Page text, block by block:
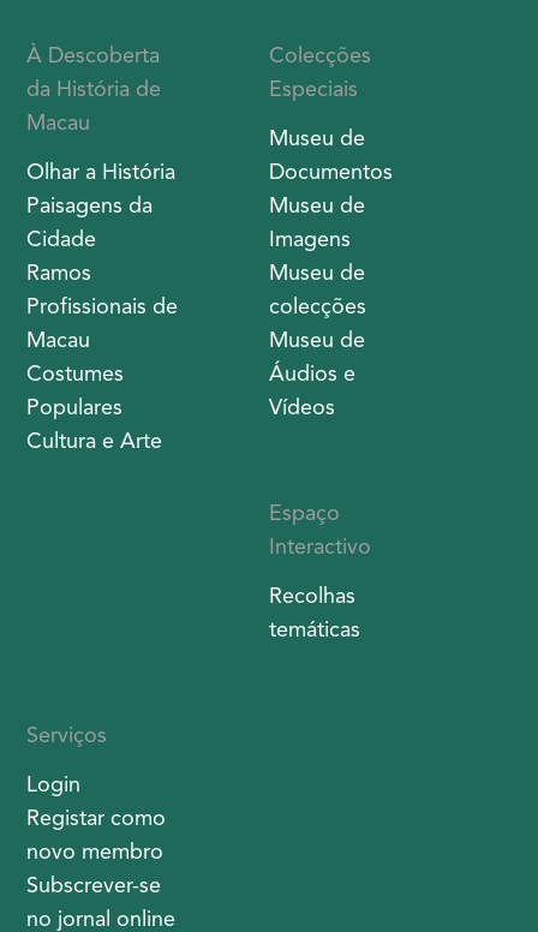
Sobre nós
Entidades de colecções
Mapa do Site
Instruções de uso
Condições de uso
Contacte connosco
Escritos
temáticos
Exposições on-
line
À Descoberta
da História de
Macau
Olhar a História
Cultura e Arte
Colecções
Especiais
Museu de
Imagens
Museu de
colecções
Museu de